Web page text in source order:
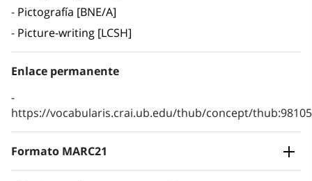
Pictografía [BNE/A]
Picture-writing [LCSH]
Enlace permanente
https://vocabularis.crai.ub.edu/thub/concept/
Formato MARC21